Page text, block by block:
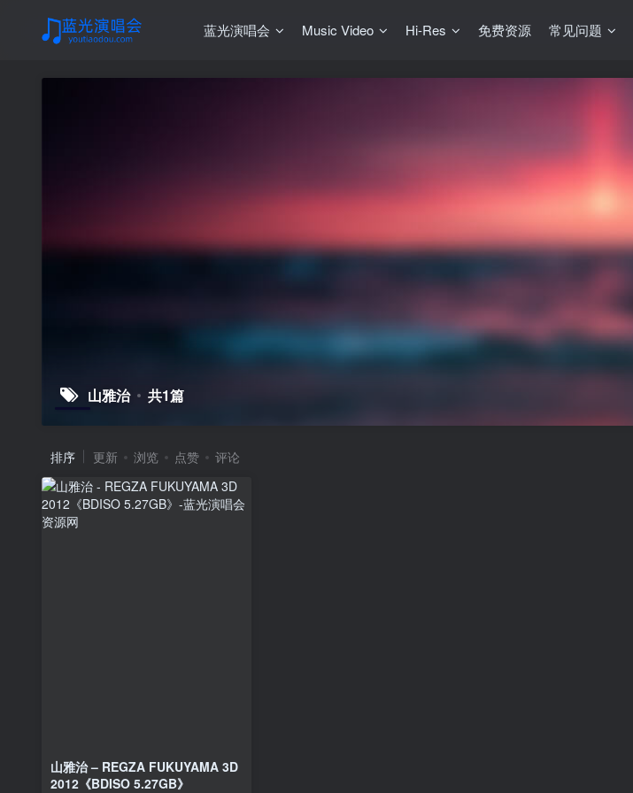
蓝光演唱会 Music Video Hi-Res 免费资源 常见问题
山雅治 共1篇
排序 更新 浏览 点赞 评论
山雅治 – REGZA FUKUYAMA 3D
2012《BDISO 5.27GB》